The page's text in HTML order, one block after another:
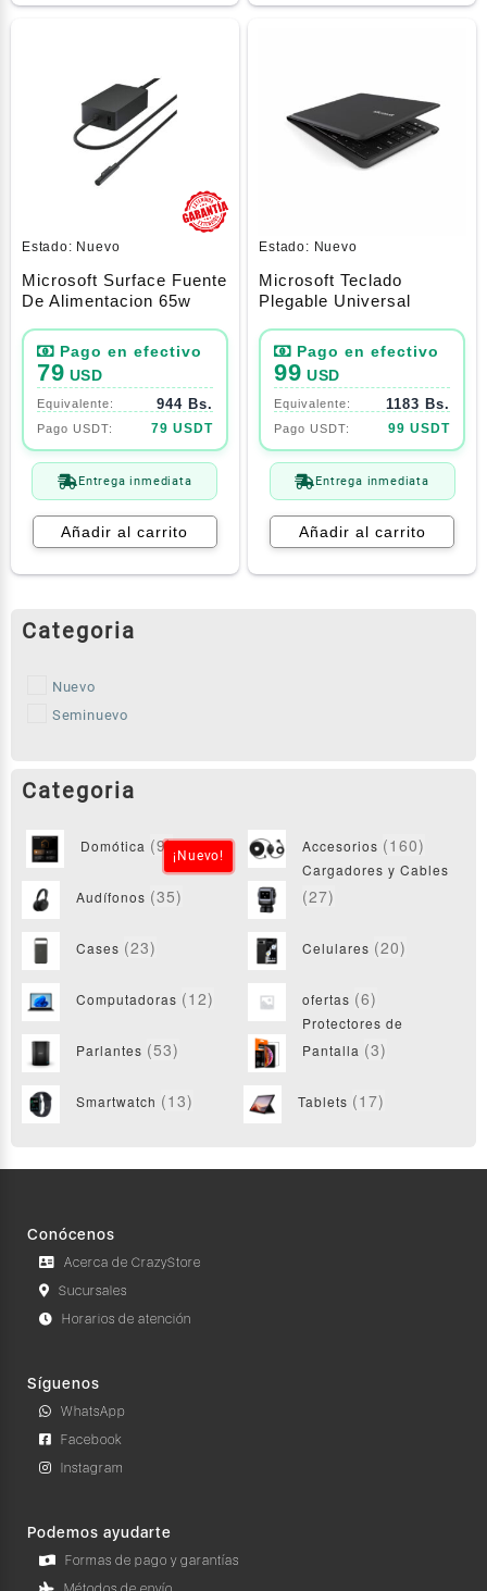
Estado: Nuevo
Microsoft Surface Fuente
De Alimentacion 65w
79 USD
944 Bs.
79 USDT
Entrega inmediata
Añadir al carrito
Estado: Nuevo
Microsoft Teclado
Plegable Universal
99 USD
1183 Bs.
99 USDT
Entrega inmediata
Añadir al carrito
Nuevo
Seminuevo
Domótica (9)
¡Nuevo!
Accesorios (160)
Audífonos (35)
Cargadores y Cables
(27)
Cases (23) Celulares (20)
Computadoras (12) ofertas (6)
Parlantes (53)
Protectores de
Pantalla (3)
Smartwatch (13) Tablets (17)
Conócenos
Acerca de CrazyStore
Sucursales
Horarios de atención
Síguenos
WhatsApp
Facebook
Instagram
Podemos ayudarte
Formas de pago y garantías